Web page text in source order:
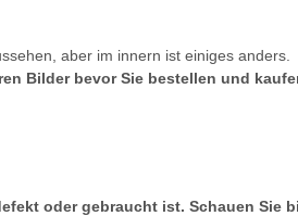
aber im innern ist einiges anders.
Bilder bevor Sie bestellen und
oder gebraucht ist. Schauen Sie